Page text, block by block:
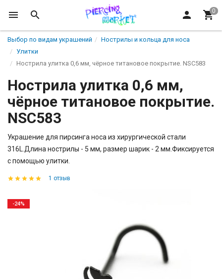
Выбор по видам украшений
Нострилы и кольца для носа
Улитки
Нострила улитка 0,6 мм, чёрное титановое покрытие. NSC583
Нострила улитка 0,6 мм,
чёрное титановое покрытие.
NSC583
Украшение для пирсинга носа из хирургической стали
316L.Длина нострилы - 5 мм, размер шарик - 2 мм.Фиксируется
с помощью улитки.
1 отзыв
-24%